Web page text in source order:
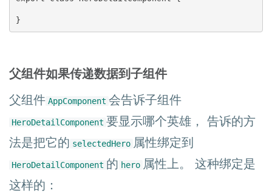
}
父组件如果传递数据到子组件
父组件 AppComponent 会告诉子组件
HeroDetailComponent 要显示哪个英雄， 告诉的方
法是把它的 selectedHero 属性绑定到
HeroDetailComponent 的 hero 属性上。 这种绑定是
这样的：